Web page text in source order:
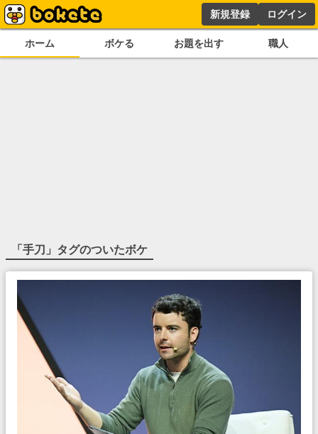
新規登録 ログイン
ホーム ボケる お題を出す 職人
「手刀 」タグのついたボケ